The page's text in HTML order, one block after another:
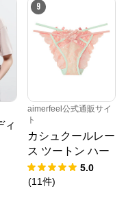
ィ
9
aimerfeel公式通販サイ
ト
カシュクールレー
ス ツートン ハー
フバックショーツ
5.0
(11件)
ト
す
メント
トハット、中折
上質でおしゃれ
門店です。